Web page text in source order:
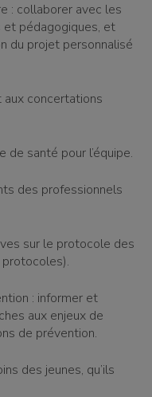
: collaborer avec les
pédagogiques, et
du projet personnalisé
aux concertations
santé pour l’équipe.
des professionnels
sur le protocole des
: informer et
aux enjeux de
de prévention.
des jeunes, qu’ils